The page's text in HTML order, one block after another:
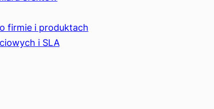
firmie i produktach
i SLA